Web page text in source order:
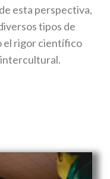
esta perspectiva,
tipos de
el rigor científico